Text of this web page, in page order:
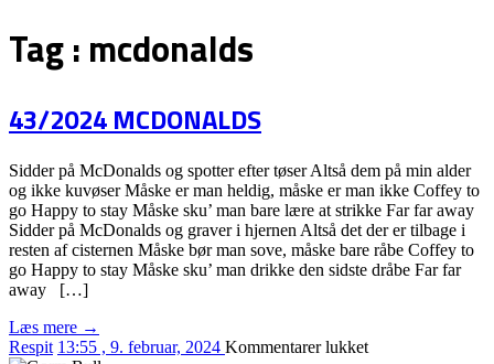
Tag : mcdonalds
43/2024 MCDONALDS
Sidder på McDonalds og spotter efter tøser Altså dem på min alder
og ikke kuvøser Måske er man heldig, måske er man ikke Coffey to
go Happy to stay Måske sku’ man bare lære at strikke Far far away
Sidder på McDonalds og graver i hjernen Altså det der er tilbage i
resten af cisternen Måske bør man sove, måske bare råbe Coffey to
go Happy to stay Måske sku’ man drikke den sidste dråbe Far far
away […]
Læs mere →
Respit 13:55 , 9. februar, 2024 Kommentarer lukkettil